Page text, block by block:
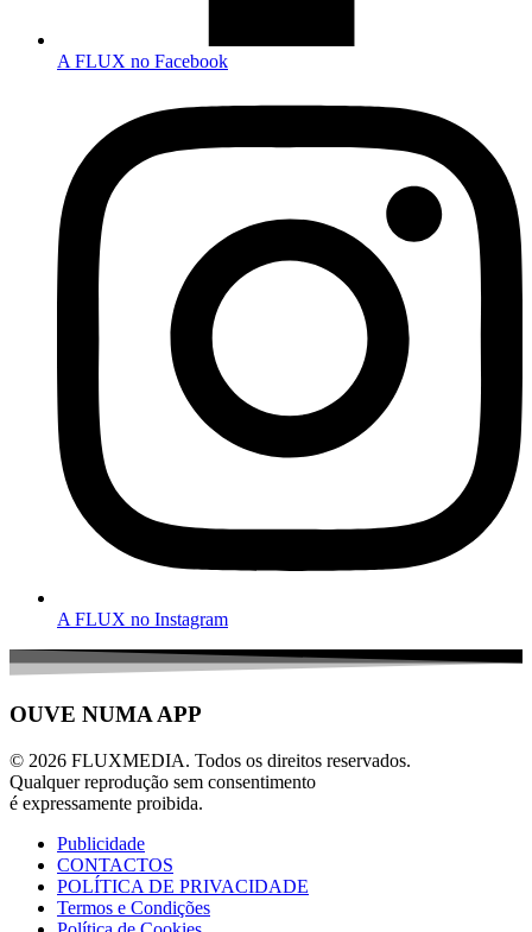
A FLUX no Facebook
A FLUX no Instagram
OUVE NUMA APP
© 2026 FLUXMEDIA. Todos os direitos reservados.
Qualquer reprodução sem consentimento
é expressamente proibida.
Publicidade
CONTACTOS
POLÍTICA DE PRIVACIDADE
Termos e Condições